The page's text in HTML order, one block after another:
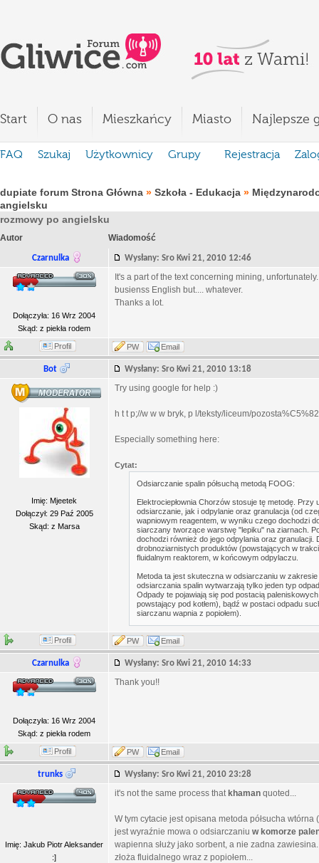
Start O nas Mieszkańcy Miasto Najlepsze
FAQ Szukaj Użytkownicy Grupy Rejestracja
dupiate forum Strona Główna » Szkoła - Edukacja »
angielsku
rozmowy po angielsku
Autor Wiadomość
Czarnulka Wysłany: Sro Kwi 21, 2010 12:46
Dołączyła: 16 Wrz 2004
Skąd: z piekła rodem
It's a part of the text concerning mining,
busienss English but.... whatever.
Thanks a lot.
Profil PW Email
Bot Wysłany: Sro Kwi 21, 2010 13:18
Imię: Mjeetek
Dołączył: 29 Paź 2005
Skąd: z Marsa
Try using google for help :)
h t t p;//w w w bryk, p l/teksty/liceum/
Especially something here:
Cytat:
Odsiarczanie spalin półsuchą metodą FOOG:
Elektrociepłownia Chorzów stosuje tę metodę.
odsiarczanie, jak i odpylanie oraz granulacja (od
wapniowym reagentem, w wyniku czego dochodzi
siarczany tworzące warstwę "lepiku" na ziarnach.
dochodzi również do jego odpylania oraz
drobnoziarnistych produktów (powstających w
fluidalnym reaktorem, w końcowym odpylaczu.
Metoda ta jest skuteczna w odsiarczaniu w
odsiarczania spalin wytwarzają tylko jeden typ
Odpady te pojawiają się pod postacią
powstający pod kotłem), bądź w postaci odpadu
siarczanu wapnia z popiołem).
Profil PW Email
Czarnulka Wysłany: Sro Kwi 21, 2010 14:33
Dołączyła: 16 Wrz 2004
Skąd: z piekła rodem
Thank you!!
Profil PW Email
trunks Wysłany: Sro Kwi 21, 2010 23:28
Imię: Jakub Piotr Aleksander
:]
it's not the same process that khaman quoted...
W tym cytacie jest opisana metoda półsucha
jest wyraźnie mowa o odsiarczaniu w komorze
wapienna służy jako sorbent, a nie zadna
złoża fluidalnego wraz z popiołem...